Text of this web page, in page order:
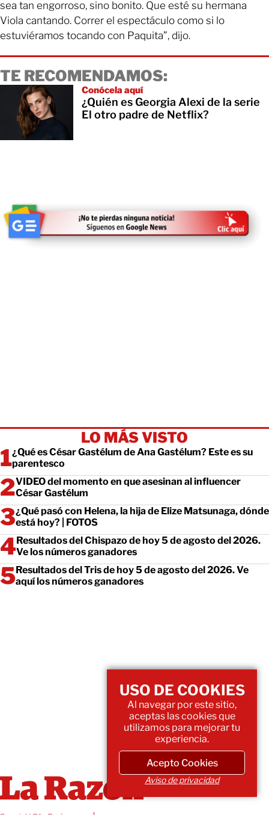
sea tan engorroso, sino bonito. Que esté su hermana
Viola cantando. Correr el espectáculo como si lo
estuviéramos tocando con Paquita”, dijo.
TE RECOMENDAMOS:
Conócela aquí
¿Quién es Georgia Alexi de la serie
El otro padre de Netflix?
LO MÁS VISTO
¿Qué es César Gastélum de Ana Gastélum? Este es su
parentesco
VIDEO del momento en que asesinan al influencer
César Gastélum
¿Qué pasó con Helena, la hija de Elize Matsunaga, dónde
está hoy? | FOTOS
Resultados del Chispazo de hoy 5 de agosto del 2026.
Ve los números ganadores
Resultados del Tris de hoy 5 de agosto del 2026. Ve
aquí los números ganadores
USO DE COOKIES
Al navegar por este sitio,
aceptas las cookies que
utilizamos para mejorar tu
experiencia.
Acepto Cookies
Aviso de privacidad